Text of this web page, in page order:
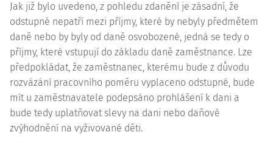
Jak již bylo uvedeno, z pohledu zdanění je zásadní, že
odstupné nepatří mezi příjmy, které by nebyly předmětem
daně nebo by byly od daně osvobozené, jedná se tedy o
příjmy, které vstupují do základu daně zaměstnance. Lze
předpokládat, že zaměstnanec, kterému bude z důvodu
rozvázání pracovního poměru vyplaceno odstupné, bude
mít u zaměstnavatele podepsáno prohlášení k dani a
bude tedy uplatňovat slevy na dani nebo daňové
zvýhodnění na vyživované děti.